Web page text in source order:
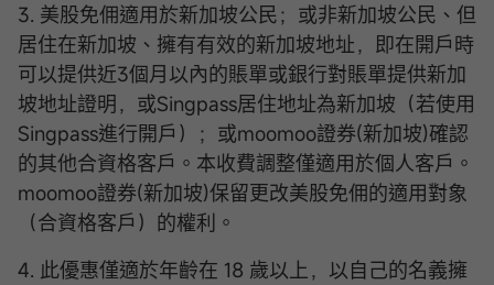
3. 美股免佣適用於新加坡公民；或非新加坡公民、但
居住在新加坡、擁有有效的新加坡地址，即在開戶時
可以提供近3個月以內的賬單或銀行對賬單提供新加
坡地址證明，或Singpass居住地址為新加坡（若使用
Singpass進行開戶）；或moomoo證券(新加坡)確認
的其他合資格客戶。本收費調整僅適用於個人客戶。
moomoo證券(新加坡)保留更改美股免佣的適用對象
（合資格客戶）的權利。
4. 此優惠僅適於年齡在 18 歲以上，以自己的名義擁